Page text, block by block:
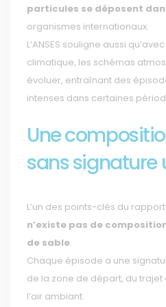
particules se déposent
organismes internationaux.
L’ANSES souligne aussi
climatique, les schémas
évoluer, entraînant des
intenses dans certaines
Une
sans signature
L’un des points-clés du
n’existe pas de
de sable.
Chaque épisode a une
de la zone de départ, du
l’air ambiant.